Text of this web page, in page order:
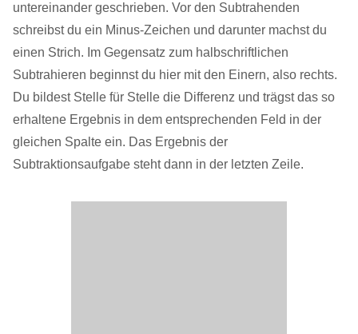
untereinander geschrieben. Vor den Subtrahenden
schreibst du ein Minus-Zeichen und darunter machst du
einen Strich. Im Gegensatz zum halbschriftlichen
Subtrahieren beginnst du hier mit den Einern, also rechts.
Du bildest Stelle für Stelle die Differenz und trägst das so
erhaltene Ergebnis in dem entsprechenden Feld in der
gleichen Spalte ein. Das Ergebnis der
Subtraktionsaufgabe steht dann in der letzten Zeile.